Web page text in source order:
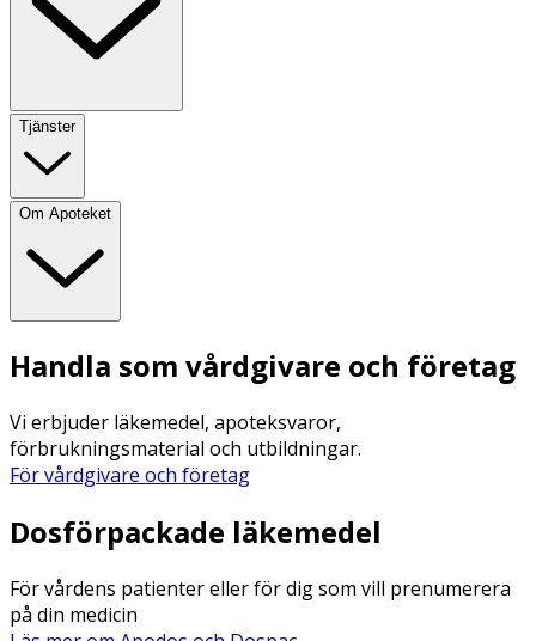
Tjänster
Om Apoteket
Handla som vårdgivare och företag
Vi erbjuder läkemedel, apoteksvaror,
förbrukningsmaterial och utbildningar.
För vårdgivare och företag
Dosförpackade läkemedel
För vårdens patienter eller för dig som vill prenumerera
på din medicin